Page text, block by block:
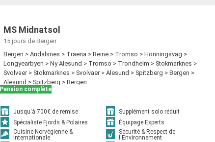
MS Midnatsol
15 jours de Bergen
Bergen > Andalsnes > Traena > Reine > Tromso > Honningsvag >
Longyearbyen > Ny Alesund > Tromso > Trondheim > Stokmarknes >
Svolvaer > Stokmarknes > Svolvaer > Alesund > Spitzberg > Bergen >
Alesund > Spitzberg > Bergen
Pension complète
Jusqu'à 700€ de remise
Supplément solo réduit
Spécialiste Fjords & Polaires
Équipage Experts
Cuisine Norvégienne &
Internationale
Sécurité & Respect de
l'Environnement